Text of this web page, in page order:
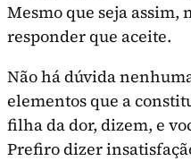
Mes­mo que seja assim,
responder que aceite.
Não há dúvida
elementos que a
filha da dor, dizem, e
Prefiro dizer